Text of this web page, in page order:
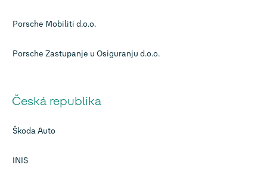
Porsche Mobiliti d.o.o.
Porsche Zastupanje u Osiguranju d.o.o.
Česká republika
Škoda Auto
INIS